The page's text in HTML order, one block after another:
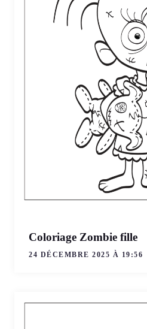
Coloriage Zombie fille
24 DÉCEMBRE 2025 À 19:56